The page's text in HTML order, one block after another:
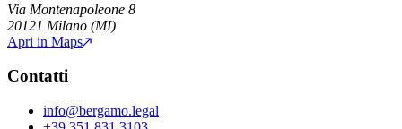
Via Montenapoleone 8
20121 Milano (MI)
Apri in Maps
Contatti
info@bergamo.legal